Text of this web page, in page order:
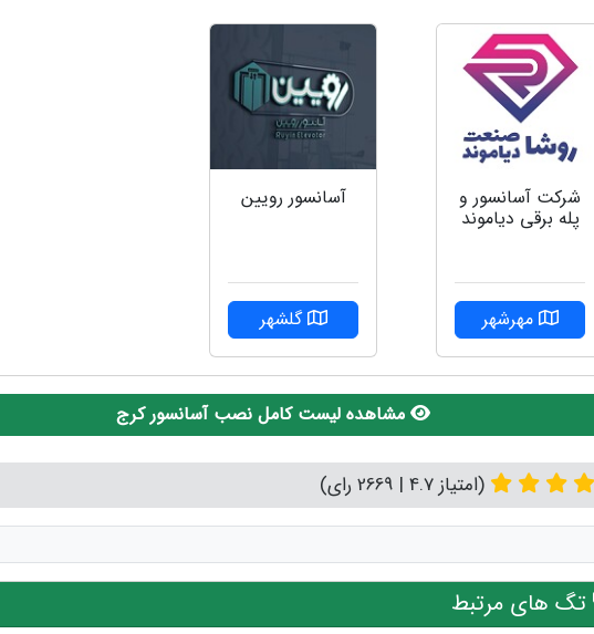
شرکت آسانسور و
پله برقی دیاموند
مهرشهر
آسانسور رویین
گلشهر
مشاهده لیست کامل نصب آسانسور کرج
(امتیاز 4.7 | 2669 رای)
تگ های مرتبط